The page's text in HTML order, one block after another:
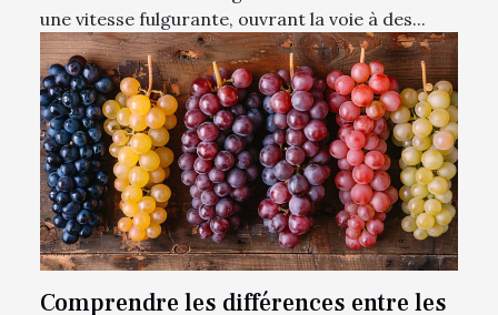
une vitesse fulgurante, ouvrant la voie à des...
Comprendre les différences entre les